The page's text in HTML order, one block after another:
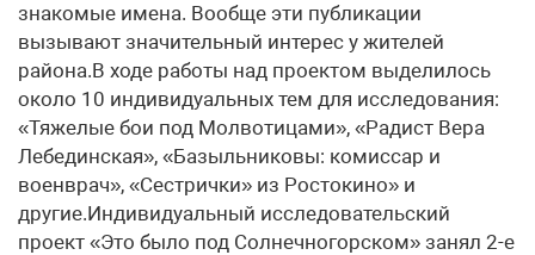
знакомые имена. Вообще эти публикации
вызывают значительный интерес у жителей
района.В ходе работы над проектом выделилось
около 10 индивидуальных тем для исследования:
«Тяжелые бои под Молвотицами», «Радист Вера
Лебединская», «Базыльниковы: комиссар и
военврач», «Сестрички» из Ростокино» и
другие.Индивидуальный исследовательский
проект «Это было под Солнечногорском» занял 2-е